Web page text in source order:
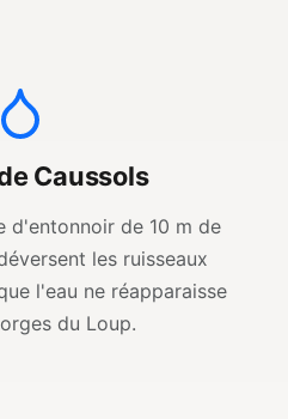
Caussols
d'entonnoir de 10 m de
les ruisseaux
l'eau ne réapparaisse
du Loup.